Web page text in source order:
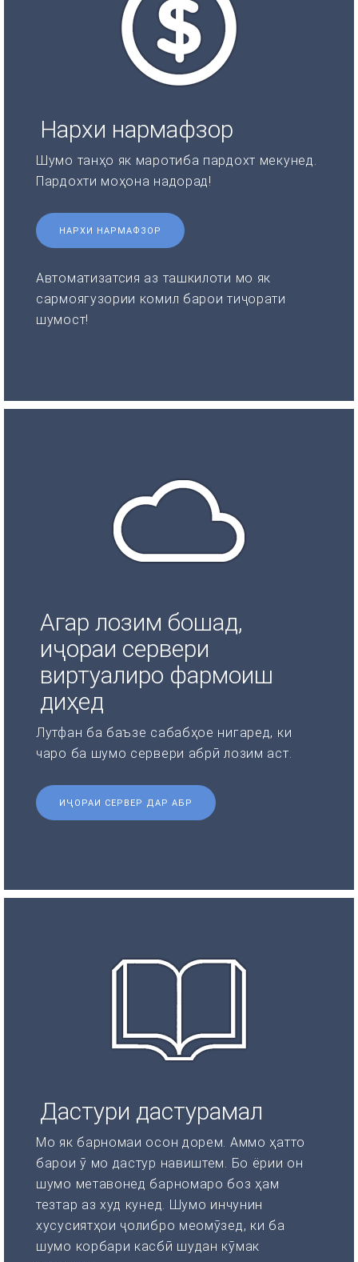
Нархи нармафзор
Шумо танҳо як маротиба пардохт мекунед.
Пардохти моҳона надорад!
НАРХИ НАРМАФЗОР
Автоматизатсия аз ташкилоти мо як
сармоягузории комил барои тиҷорати
шумост!
Агар лозим бошад,
иҷораи сервери
виртуалиро фармоиш
диҳед
Лутфан ба баъзе сабабҳое нигаред, ки
чаро ба шумо сервери абрӣ лозим аст.
ИҶОРАИ СЕРВЕР ДАР АБР
Дастури дастурамал
Мо як барномаи осон дорем. Аммо ҳатто
барои ӯ мо дастур навиштем. Бо ёрии он
шумо метавонед барномаро боз ҳам
тезтар аз худ кунед. Шумо инчунин
хусусиятҳои ҷолибро меомӯзед, ки ба
шумо корбари касбӣ шудан кӯмак